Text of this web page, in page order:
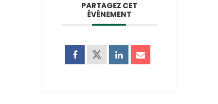
PARTAGEZ CET
ÉVÉNEMENT